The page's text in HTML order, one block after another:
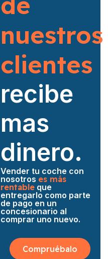
nuestros
clientes
recibe
mas
dinero.
Vender tu coche con
nosotros es más
rentableque
entregarlo como parte
de pago en un
concesionario al
comprar uno nuevo.
Compruébalo